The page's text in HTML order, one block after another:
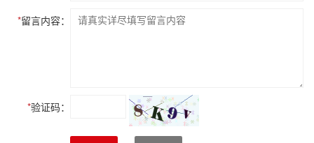
*留言内容：
*验证码：